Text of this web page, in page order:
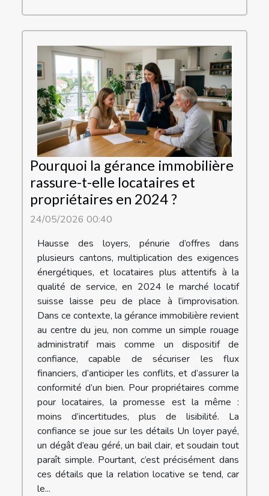
Pourquoi la gérance immobilière
rassure-t-elle locataires et
propriétaires en 2024 ?
24/05/2026 00:40
Hausse des loyers, pénurie d’offres dans
plusieurs cantons, multiplication des exigences
énergétiques, et locataires plus attentifs à la
qualité de service, en 2024 le marché locatif
suisse laisse peu de place à l’improvisation.
Dans ce contexte, la gérance immobilière revient
au centre du jeu, non comme un simple rouage
administratif mais comme un dispositif de
confiance, capable de sécuriser les flux
financiers, d’anticiper les conflits, et d’assurer la
conformité d’un bien. Pour propriétaires comme
pour locataires, la promesse est la même :
moins d’incertitudes, plus de lisibilité. La
confiance se joue sur les détails Un loyer payé,
un dégât d’eau géré, un bail clair, et soudain tout
paraît simple. Pourtant, c’est précisément dans
ces détails que la relation locative se tend, car
le...